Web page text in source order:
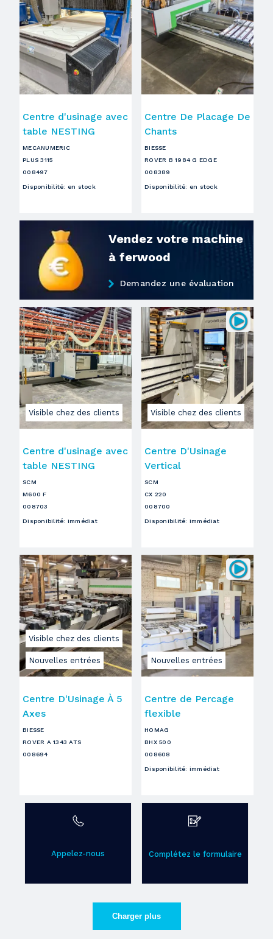
Centre d'usinage avec
table NESTING
MECANUMERIC
PLUS 3115
008497
Disponibilité: en stock
Centre De Placage De
Chants
BIESSE
ROVER B 1984 G EDGE
008389
Disponibilité: en stock
Vendez votre machine
à ferwood
Demandez une évaluation
Visible chez des clients
Centre d'usinage avec
table NESTING
SCM
M600 F
008703
Disponibilité: immédiat
Visible chez des clients
Centre D'Usinage
Vertical
SCM
CX 220
008700
Disponibilité: immédiat
Nouvelles entrées
Visible chez des clients
Centre D'Usinage À 5
Axes
BIESSE
ROVER A 1343 ATS
008694
Nouvelles entrées
Centre de Percage
flexible
HOMAG
BHX 500
008608
Disponibilité: immédiat
Appelez-nous Complétez le formulaire
Charger plus